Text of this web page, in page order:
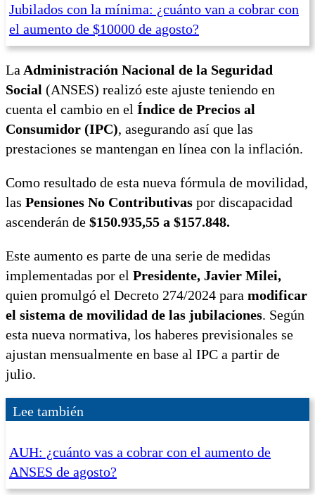
Jubilados con la mínima: ¿cuánto van a cobrar con
el aumento de $10000 de agosto?
La Administración Nacional de la Seguridad
Social (ANSES) realizó este ajuste teniendo en
cuenta el cambio en el Índice de Precios al
Consumidor (IPC), asegurando así que las
prestaciones se mantengan en línea con la inflación.
Como resultado de esta nueva fórmula de movilidad,
las Pensiones No Contributivas por discapacidad
ascenderán de $150.935,55 a $157.848.
Este aumento es parte de una serie de medidas
implementadas por el Presidente, Javier Milei,
quien promulgó el Decreto 274/2024 para modificar
el sistema de movilidad de las jubilaciones. Según
esta nueva normativa, los haberes previsionales se
ajustan mensualmente en base al IPC a partir de
julio.
Lee también
AUH: ¿cuánto vas a cobrar con el aumento de
ANSES de agosto?